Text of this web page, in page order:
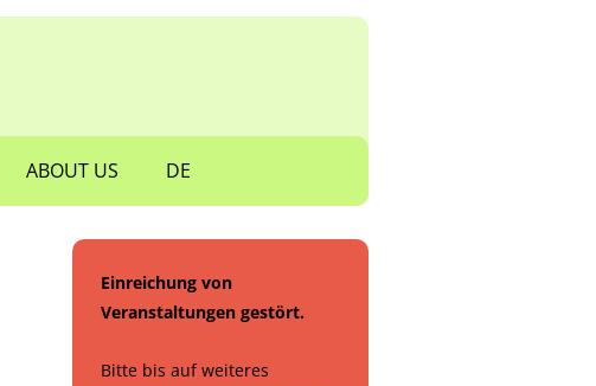
ABOUT US DE
Einreichung von
Veranstaltungen gestört.
Bitte bis auf weiteres